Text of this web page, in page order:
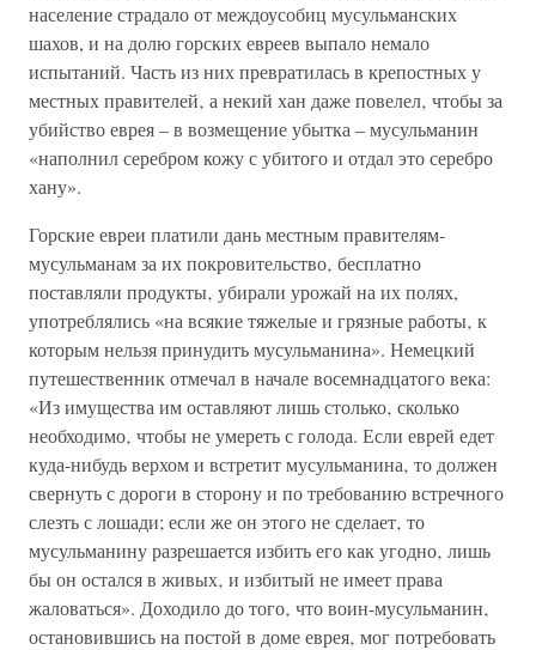
население страдало от междоусобиц мусульманских
шахов, и на долю горских евреев выпало немало
испытаний. Часть из них превратилась в крепостных у
местных правителей‚ а некий хан даже повелел‚ чтобы за
убийство еврея – в возмещение убытка – мусульманин
«наполнил серебром кожу с убитого и отдал это серебро
хану».
Горские евреи платили дань местным правителям-
мусульманам за их покровительство‚ бесплатно
поставляли продукты‚ убирали урожай на их полях,
употреблялись «на всякие тяжелые и грязные работы‚ к
которым нельзя принудить мусульманина». Немецкий
путешественник отмечал в начале восемнадцатого века:
«Из имущества им оставляют лишь столько‚ сколько
необходимо‚ чтобы не умереть с голода. Если еврей едет
куда-нибудь верхом и встретит мусульманина‚ то должен
свернуть с дороги в сторону и по требованию встречного
слезть с лошади; если же он этого не сделает‚ то
мусульманину разрешается избить его как угодно‚ лишь
бы он остался в живых‚ и избитый не имеет права
жаловаться». Доходило до того‚ что воин-мусульманин‚
остановившись на постой в доме еврея‚ мог потребовать